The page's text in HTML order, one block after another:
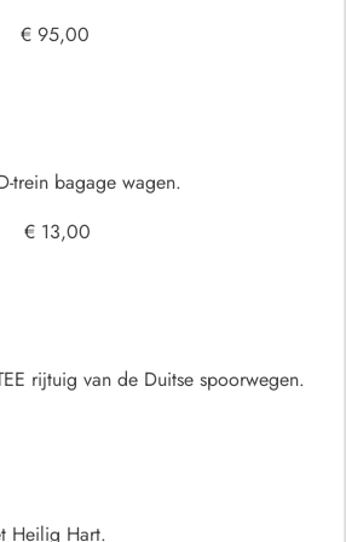
€ 95,00
trein bagage wagen.
€ 13,00
rijtuig van de Duitse spoorwegen.
Heilig Hart.